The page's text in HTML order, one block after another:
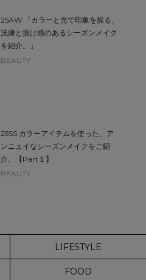
25AW 「カラーと光で印象を操る、
洗練と抜け感のあるシーズンメイク
を紹介。」
BEAUTY
25SS カラーアイテムを使った、ア
ンニュイなシーズンメイクをご紹
介。【Part１】
BEAUTY
LIFESTYLE
FOOD